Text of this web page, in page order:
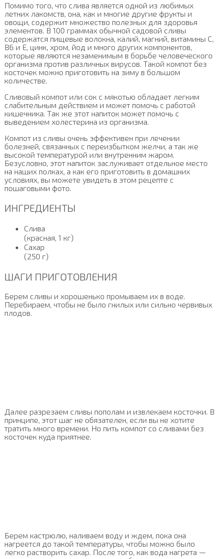
Помимо того, что слива является одной из любимых
летних лакомств, она, как и многие другие фрукты и
овощи, содержит множество полезных для здоровья
элементов. В 100 граммах обычной садовой сливы
содержатся пищевые волокна, калий, магний, витамины С,
В6 и Е, цинк, хром, йод и много других компонентов,
которые являются незаменимым в борьбе человеческого
организма против различных вирусов. Такой компот без
косточек можно приготовить на зиму в большом
количестве.
Сливовый компот или сок с мякотью обладает легким
слабительным действием и может помочь с работой
кишечника. Так же этот напиток может помочь с
выведением холестерина из организма.
Компот из сливы очень эффективен при лечении
болезней, связанных с переизбытком желчи, а так же
высокой температурой или внутренним жаром.
Безусловно, этот напиток заслуживает отдельное место
на наших полках, а как его приготовить в домашних
условиях, вы можете увидеть в этом рецепте с
пошаговыми фото.
ИНГРЕДИЕНТЫ
Слива
(красная, 1 кг)
Сахар
(250 г)
ШАГИ ПРИГОТОВЛЕНИЯ
Берем сливы и хорошенько промываем их в воде.
Перебираем, чтобы не было гнилых или сильно червивых
плодов.
Далее разрезаем сливы пополам и извлекаем косточки. В
принципе, этот шаг не обязателен, если вы не хотите
тратить много времени. Но пить компот со сливами без
косточек куда приятнее.
Берем кастрюлю, наливаем воду и ждем, пока она
нагреется до такой температуры, чтобы можно было
легко растворить сахар. После того, как вода нагрета —